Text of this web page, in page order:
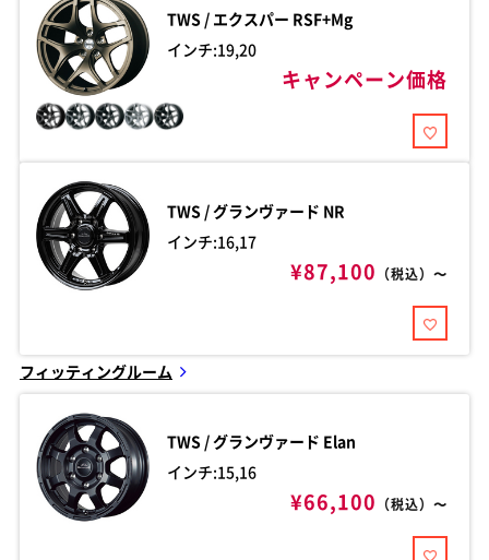
TWS / エクスパー RSF+Mg
インチ:19,20
キャンペーン価格
TWS / グランヴァード NR
インチ:16,17
¥87,100 （税込）〜
フィッティングルーム
TWS / グランヴァード Elan
インチ:15,16
¥66,100 （税込）〜